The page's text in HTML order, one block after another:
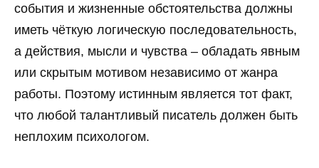
события и жизненные обстоятельства должны
иметь чёткую логическую последовательность,
а действия, мысли и чувства – обладать явным
или скрытым мотивом независимо от жанра
работы. Поэтому истинным является тот факт,
что любой талантливый писатель должен быть
неплохим психологом.